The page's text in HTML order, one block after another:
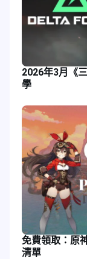
2026年3月《
學
免費領取：原
清單